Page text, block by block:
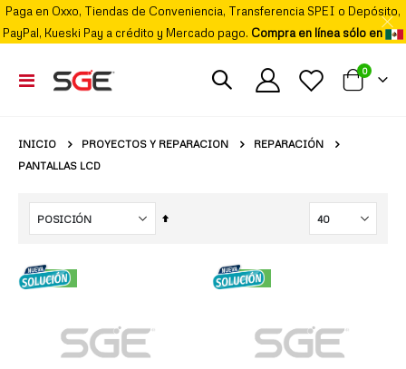
Paga en Oxxo, Tiendas de Conveniencia, Transferencia SPEI o Depósito,
PayPal, Kueski Pay a crédito y Mercado pago. Compra en línea sólo en
Cambiar
Nav
Mi carrito
0
INICIO PROYECTOS Y REPARACION
REPARACIÓN
PANTALLAS LCD
Fijar
NUEVO NUEVO